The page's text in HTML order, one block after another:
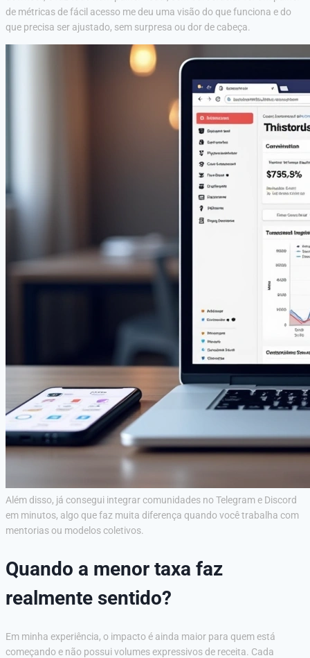
de métricas de fácil acesso me deu uma visão do que funciona e do
que precisa ser ajustado, sem surpresa ou dor de cabeça.
Além disso, já consegui integrar comunidades no Telegram e Discord
em minutos, algo que faz muita diferença quando você trabalha com
mentorias ou modelos coletivos.
Quando a menor taxa faz
realmente sentido?
Em minha experiência, o impacto é ainda maior para quem está
começando e não possui volumes expressivos de receita. Cada